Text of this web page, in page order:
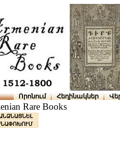
Որոնում Հեղինակներ
Rare Books